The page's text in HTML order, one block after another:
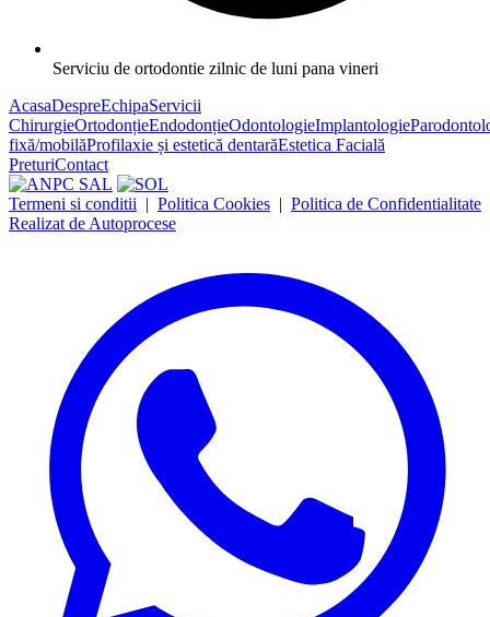
Serviciu de ortodontie zilnic de luni pana vineri
AcasaDespreEchipaServicii
ChirurgieOrtodonțieEndodonțieOdontologieImplantologie
fixă/mobilăProfilaxie și estetică dentarăEstetica Facială
PreturiContact
Termeni si conditii | Politica Cookies | Politica de Confidentialitate
Realizat de Autoprocese